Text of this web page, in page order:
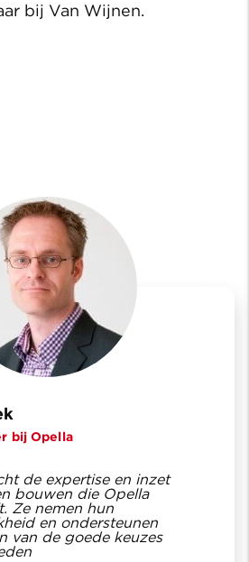
bij Van Wijnen.
bij Opella
de expertise en inzet
bouwen die Opella
Ze nemen hun
en ondersteunen
van de goede keuzes